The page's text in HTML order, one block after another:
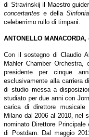
di Stravinskij il Maestro
concertantes e della
celeberrimo rullo di timpani.
ANTONELLO
Con il sostegno di Claudio
Mahler Chamber
presidente per cinque
esclusivamente alla carriera
di studio messa a
studiato per due anni con
carica di direttore musicale
Milano dal 2006 al 2010, nel
nominato Direttore
di Postdam. Dal maggio